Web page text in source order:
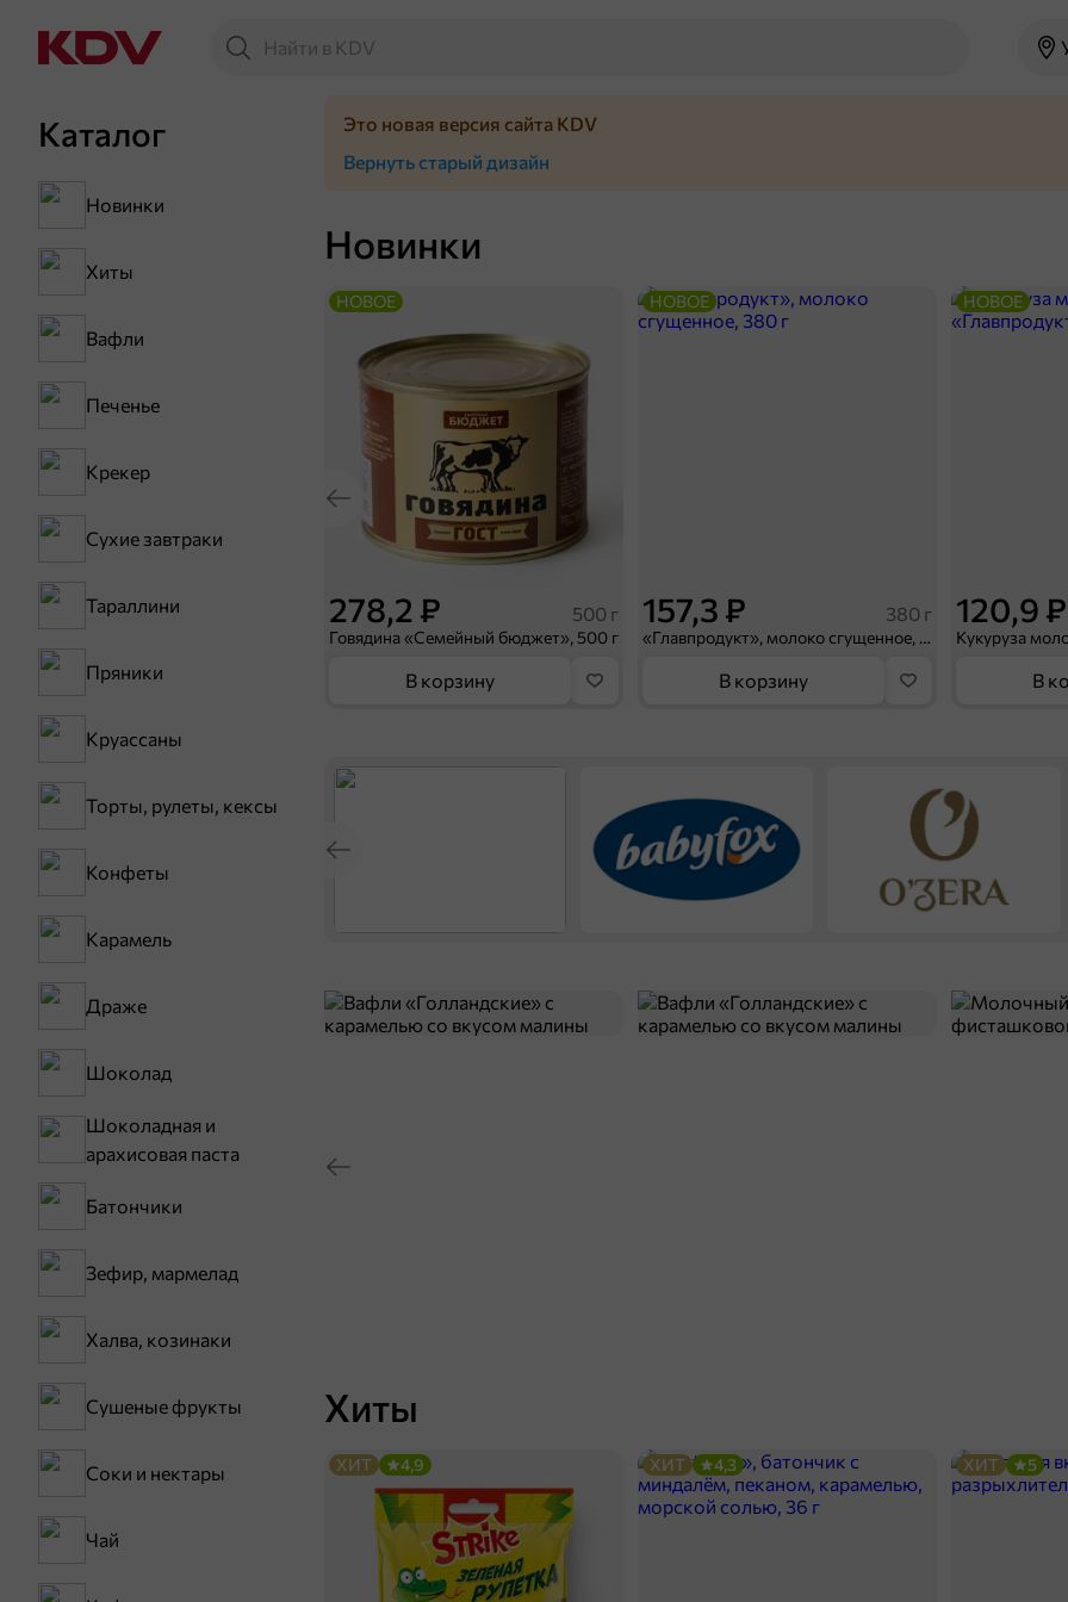
Каталог
Новинки
Хиты
Вафли
Печенье
Крекер
Сухие завтраки
Тараллини
Пряники
Круассаны
Торты, рулеты, кексы
Конфеты
Карамель
Драже
Шоколад
Шоколадная и
арахисовая паста
Батончики
Зефир, мармелад
Халва, козинаки
Сушеные фрукты
Соки и нектары
Чай
Новинки
278,2 ₽ 500 г
Говядина «Семейный бюджет», 500 г
НОВОЕ
В корзину
157,3 ₽ 380 г
«Главпродукт», молоко сгущенное, 380 г
НОВОЕ
В корзину
120,9 ₽
НОВОЕ
В
Хиты
ХИТ 4,9 ХИТ 4,3 ХИТ 5
Это новая версия сайта KDV
Вернуть старый дизайн